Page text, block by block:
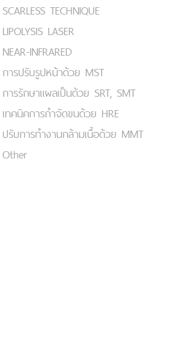
SCARLESS TECHNIQUE
LIPOLYSIS LASER
NEAR-INFRARED
การปรับรูปหน้าด้วย MST
การรักษาแผลเป็นด้วย SRT, SMT
เทคนิคการกำจัดขนด้วย HRE
ปรับการทำงานกล้ามเนื้อด้วย MMT
Other